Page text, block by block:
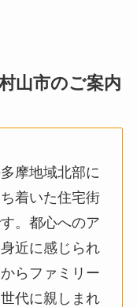
山市のご案内
摩地域北部に
着いた住宅街
。都心へのア
近に感じられ
らファミリー
代に親しまれ